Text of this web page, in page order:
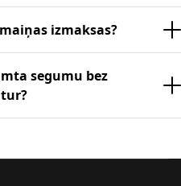
izmaksas?
segumu bez